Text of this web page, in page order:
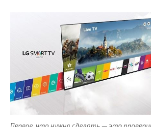
Первое, что нужно сделать — это